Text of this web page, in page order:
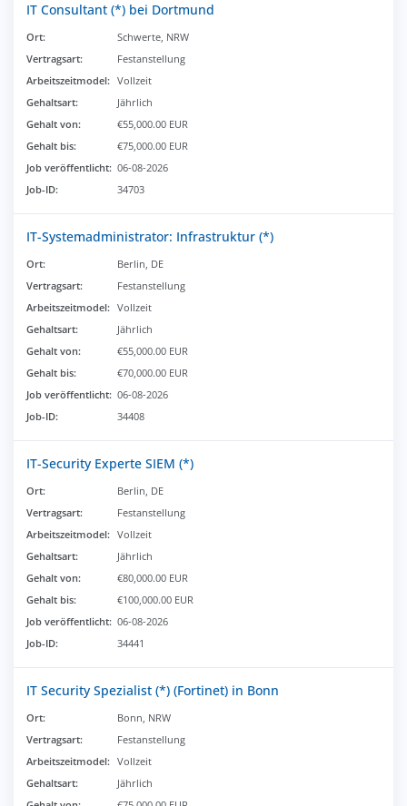
IT Consultant (*) bei Dortmund
Ort:
Schwerte, NRW
Vertragsart:
Festanstellung
Arbeitszeitmodel: Vollzeit
Gehaltsart:
Jährlich
Gehalt von:
€55,000.00 EUR
Gehalt bis:
€75,000.00 EUR
Job veröffentlicht: 06-08-2026
Job-ID:
34703
IT-Systemadministrator: Infrastruktur (*)
Ort:
Berlin, DE
Vertragsart:
Festanstellung
Arbeitszeitmodel: Vollzeit
Gehaltsart:
Jährlich
Gehalt von:
€55,000.00 EUR
Gehalt bis:
€70,000.00 EUR
Job veröffentlicht: 06-08-2026
Job-ID:
34408
IT-Security Experte SIEM (*)
Ort:
Berlin, DE
Vertragsart:
Festanstellung
Arbeitszeitmodel: Vollzeit
Gehaltsart:
Jährlich
Gehalt von:
€80,000.00 EUR
Gehalt bis:
€100,000.00 EUR
Job veröffentlicht: 06-08-2026
Job-ID:
34441
IT Security Spezialist (*) (Fortinet) in Bonn
Ort:
Bonn, NRW
Vertragsart:
Festanstellung
Arbeitszeitmodel: Vollzeit
Gehaltsart:
Jährlich